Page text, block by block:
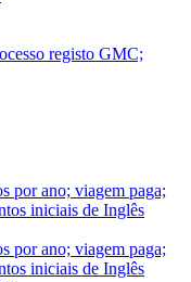
registo GMC;
por ano; viagem paga;
iniciais de Inglês
por ano; viagem paga;
iniciais de Inglês